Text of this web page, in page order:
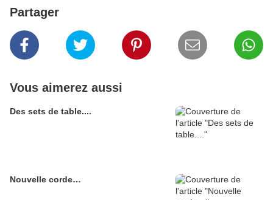
Partager
Vous aimerez aussi
Des sets de table....
Nouvelle corde…